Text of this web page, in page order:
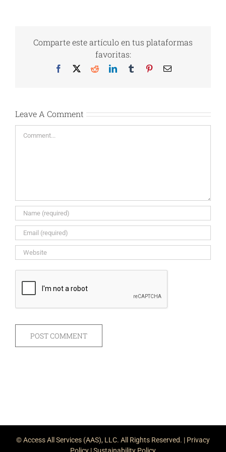
Comparte este artículo en tus plataformas
favoritas:
Facebook RedditLinkedInTumblr PinterestEmail
Leave A Comment
© Access All Services (AAS), LLC. All Rights Reserved. | Privacy